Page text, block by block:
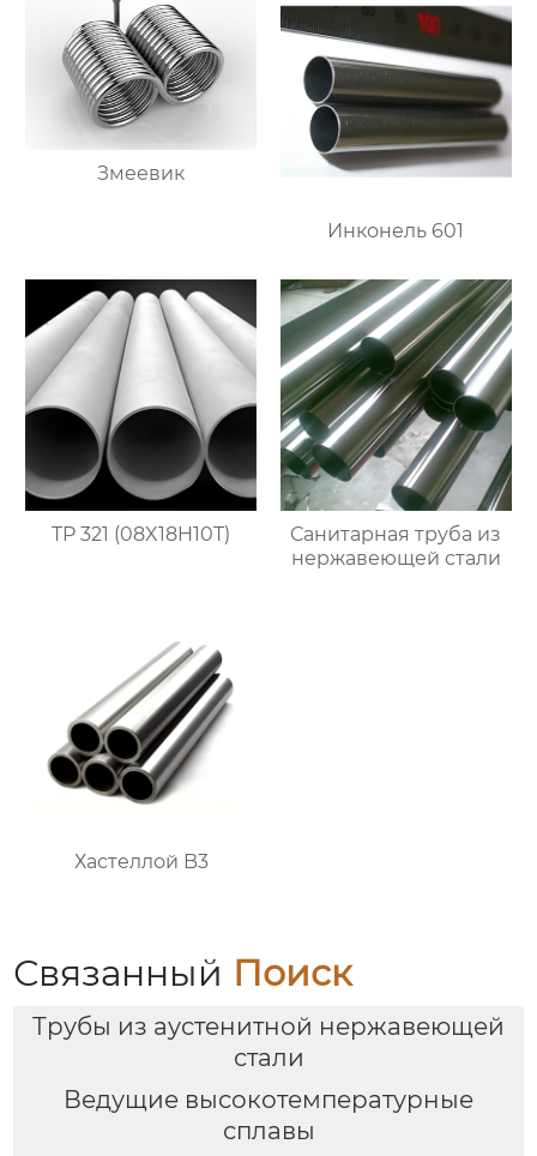
Змеевик
Инконель 601
TP 321 (08X18H10T)
Санитарная труба из
нержавеющей стали
Хастеллой B3
Связанный Поиск
Трубы из аустенитной нержавеющей
стали
Ведущие высокотемпературные
сплавы